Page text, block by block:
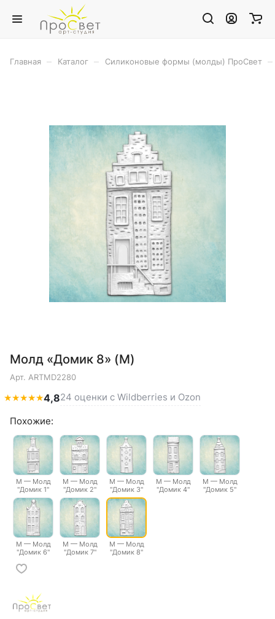
Главная Каталог Силиконовые формы (молды) ПроСвет
Молд «Домик 8» (M)
Арт. ARTMD2280
★★★★★4,824 оценки с Wildberries и Ozon
Похожие:
M — Молд
"Домик 1"
M — Молд
"Домик 2"
M — Молд
"Домик 3"
M — Молд
"Домик 4"
M — Молд
"Домик 5"
M — Молд
"Домик 6"
M — Молд
"Домик 7"
M — Молд
"Домик 8"